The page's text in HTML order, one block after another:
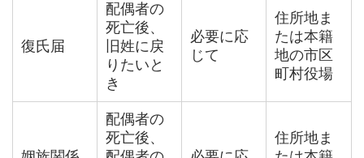
復氏届
配偶者の
死亡後、
旧姓に戻
りたいと
き
必要に応
じて
住所地ま
たは本籍
地の市区
町村役場
配偶者の
死亡後、
住所地ま